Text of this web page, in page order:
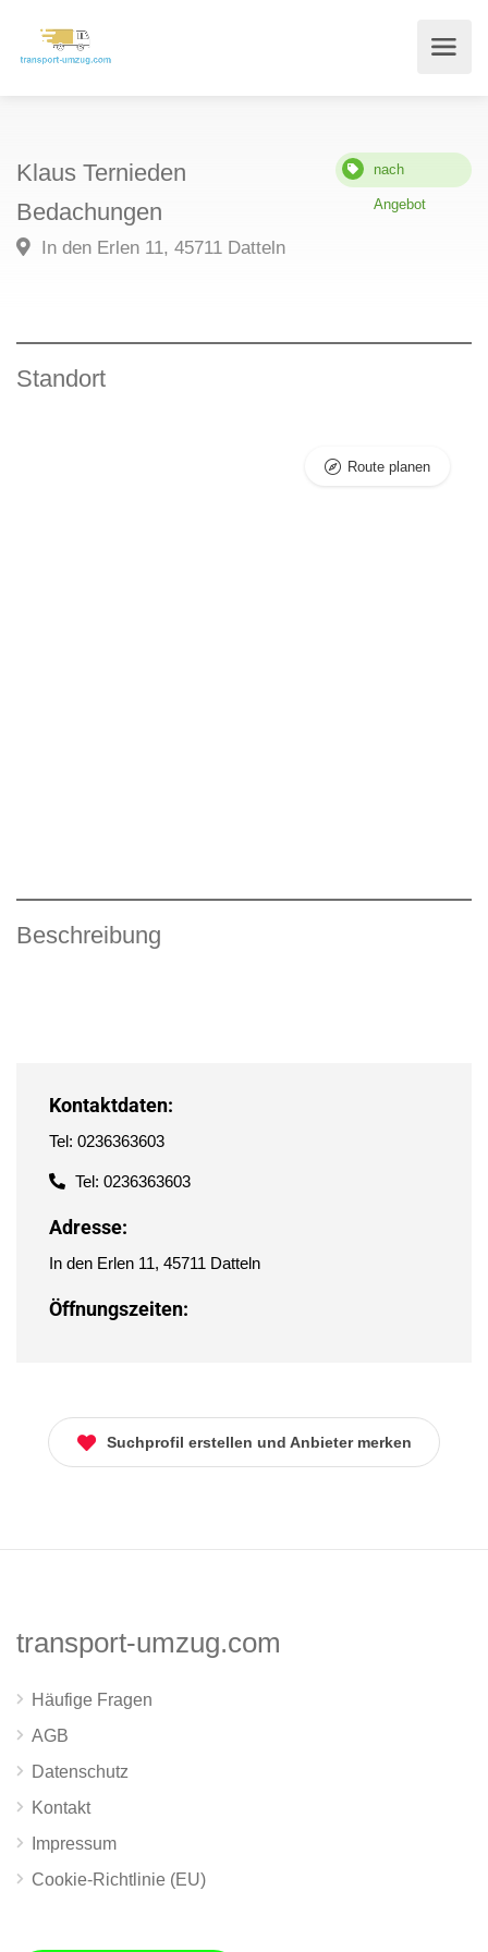
Klaus Ternieden
Bedachungen
nach
Angebot
In den Erlen 11, 45711 Datteln
Standort
Route planen
Beschreibung
Kontaktdaten:
Tel: 0236363603
Tel: 0236363603
Adresse:
In den Erlen 11, 45711 Datteln
Öffnungszeiten:
Suchprofil erstellen und Anbieter merken
transport-umzug.com
Häufige Fragen
AGB
Datenschutz
Kontakt
Impressum
Cookie-Richtlinie (EU)